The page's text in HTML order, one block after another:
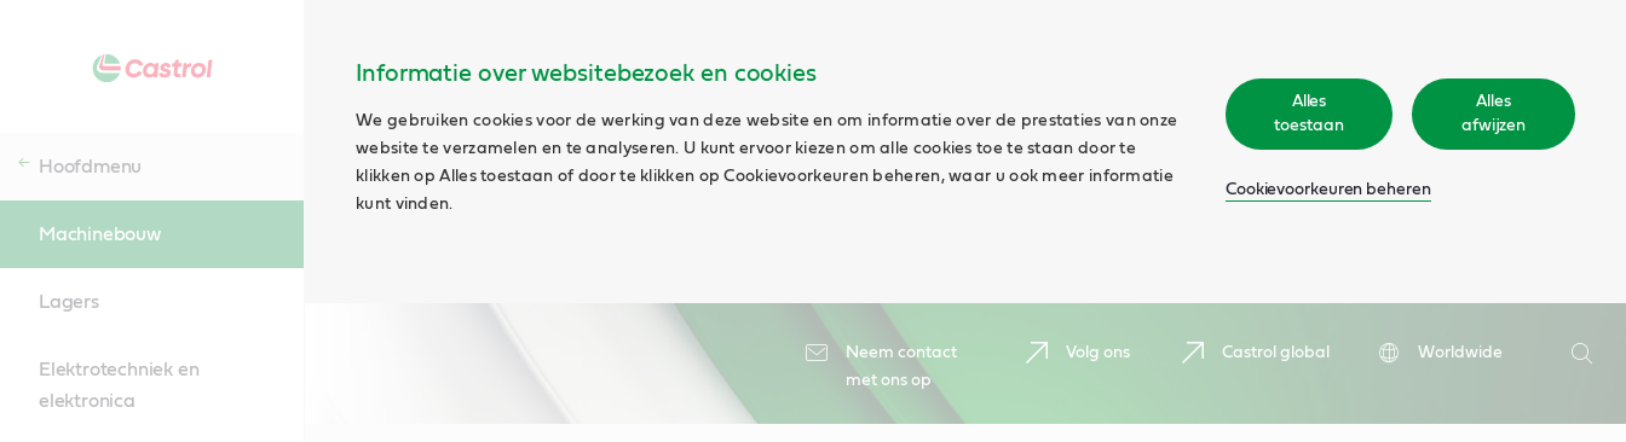
Informatie over websitebezoek en cookies
We gebruiken cookies voor de werking van deze website en om informatie over de prestaties van onze
website te verzamelen en te analyseren. U kunt ervoor kiezen om alle cookies toe te staan door te
klikken op Alles toestaan of door te klikken op Cookievoorkeuren beheren, waar u ook meer informatie
kunt vinden.
Alles
toestaan
Alles
afwijzen
Cookievoorkeuren beheren
Neem contact
met ons op
Volg ons Castrol global
Worldwide
Zoeken
Hoofdmenu
Machinebouw
Lagers
Elektrotechniek en
elektronica